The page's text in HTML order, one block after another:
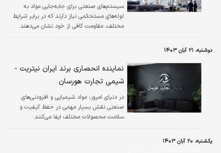
سیستم‌های صنعتی برای جابه‌جایی مواد به
لوله‌های مستحکمی نیاز دارند که در برابر شرایط
مختلف، مقاومت کافی از خود نشان می‌دهند.
دوشنبه، ۲۱ آبان ۱۴۰۳
نماینده انحصاری برند ایران نیتریت -
شیمی تجارت هورسان
در دنیای امروز، مواد شیمیایی و افزودنی‌های
صنعتی نقش بسیار مهمی در حفظ کیفیت و
سلامت محصولات مختلف ایفا می‌کنند.
یکشنبه، ۲۰ آبان ۱۴۰۳